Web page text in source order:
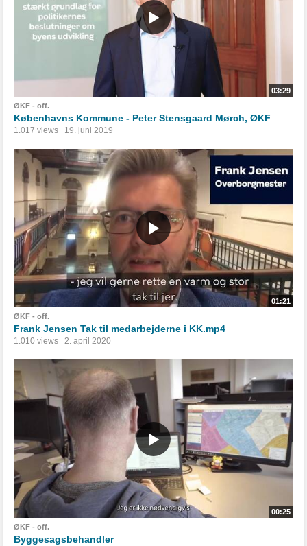
03:29
ØKF - off.
Københavns Kommune - Peter Stensgaard Mørch, ØKF
1.017 views 19. juni 2019
01:21
ØKF - off.
Frank Jensen Tak til medarbejderne i KK.mp4
1.010 views 2. april 2020
00:25
ØKF - off.
Byggesagsbehandler